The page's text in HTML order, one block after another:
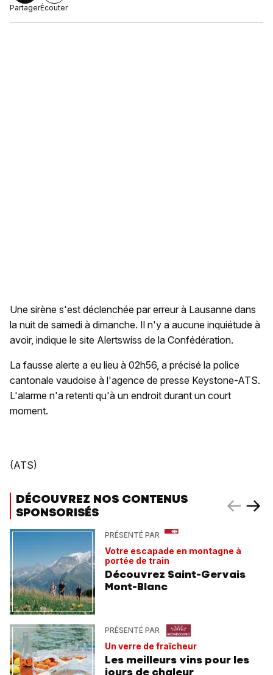
PartagerÉcouter
Une sirène s'est déclenchée par erreur à Lausanne dans
la nuit de samedi à dimanche. Il n'y a aucune inquiétude à
avoir, indique le site Alertswiss de la Confédération.
La fausse alerte a eu lieu à 02h56, a précisé la police
cantonale vaudoise à l'agence de presse Keystone-ATS.
L'alarme n'a retenti qu'à un endroit durant un court
moment.
(ATS)
DÉCOUVREZ NOS CONTENUS
SPONSORISÉS
PRÉSENTÉ PAR
Votre escapade en montagne à
portée de train
Découvrez Saint-Gervais
Mont-Blanc
PRÉSENTÉ PAR
Un verre de fraîcheur
Les meilleurs vins pour les
jours de chaleur